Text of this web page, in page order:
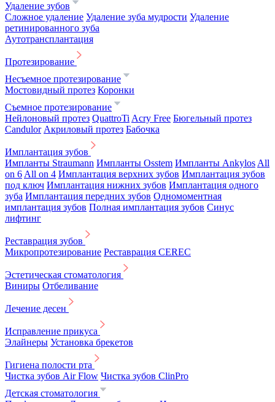
Удаление зубов
Сложное удаление Удаление зуба мудрости Удаление
ретинированного зуба
Аутотрансплантация
Протезирование
Несъемное протезирование
Мостовидный протез Коронки
Съемное протезирование
Нейлоновый протез QuattroTi Acry Free Бюгельный протез
Candulor Акриловый протез Бабочка
Имплантация зубов
Импланты Straumann Импланты Osstem Импланты Ankylos All
on 6 All on 4 Имплантация верхних зубов Имплантация зубов
под ключ Имплантация нижних зубов Имплантация одного
зуба Имплантация передних зубов Одномоментная
имплантация зубов Полная имплантация зубов Синус
лифтинг
Реставрация зубов
Микропротезирование Реставрация CEREC
Эстетическая стоматология
Виниры Отбеливание
Лечение десен
Исправление прикуса
Элайнеры Установка брекетов
Гигиена полости рта
Чистка зубов Air Flow Чистка зубов ClinPro
Детская стоматология